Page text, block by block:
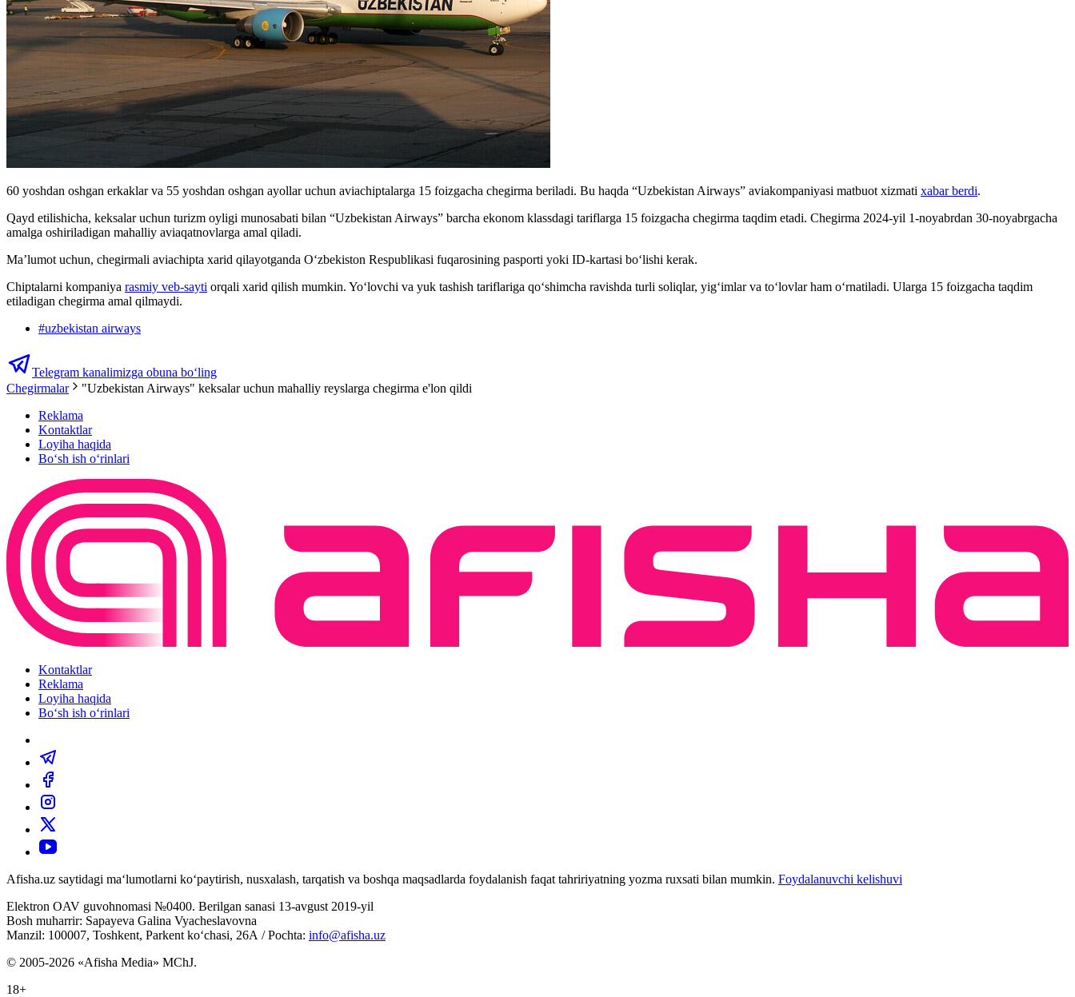
60 yoshdan oshgan erkaklar va 55 yoshdan oshgan ayollar uchun aviachiptalarga 15 foizgacha chegirma beriladi. Bu haqda “Uzbekistan Airways” aviakompaniyasi matbuot xizmati xabar berdi.
Qayd etilishicha, keksalar uсhun turizm oyligi munosabati bilan “Uzbekistan Airways” barcha ekonom klassdagi tariflarga 15 foizgacha chegirma taqdim etadi. Chegirma 2024-yil 1-noyabrdan 30-noyabrgacha
amalga oshiriladigan mahalliy aviaqatnovlarga amal qiladi.
Ma’lumot uchun, chegirmali aviachipta xarid qilayotganda Oʻzbekiston Respublikasi fuqarosining pasporti yoki ID-kartasi bo‘lishi kerak.
Chiptalarni kompaniya rasmiy veb-sayti orqali xarid qilish mumkin. Yoʻlovchi va yuk tashish tariflariga qo‘shimcha ravishda turli soliqlar, yigʻimlar va to‘lovlar ham o‘rnatiladi. Ularga 15 foizgacha taqdim
etiladigan chegirma amal qilmaydi.
#uzbekistan airways
Telegram kanalimizga obuna bo‘ling
Chegirmalar
"Uzbekistan Airways" keksalar uсhun mahalliy reyslarga chegirma e'lon qildi
Reklama
Kontaktlar
Loyiha haqida
Bo‘sh ish o‘rinlari
Kontaktlar
Reklama
Loyiha haqida
Bo‘sh ish o‘rinlari
Afisha.uz saytidagi ma‘lumotlarni ko‘paytirish, nusxalash, tarqatish va boshqa maqsadlarda foydalanish faqat tahririyatning yozma ruxsati bilan mumkin. Foydalanuvchi kelishuvi
Elektron OAV guvohnomasi №0400. Berilgan sanasi 13-avgust 2019-yil
Bosh muharrir: Sapayeva Galina Vyacheslavovna
Manzil: 100007, Toshkent, Parkent ko‘chasi, 26А / Pochta: info@afisha.uz
© 2005-2026 «Afisha Media» MChJ.
18+